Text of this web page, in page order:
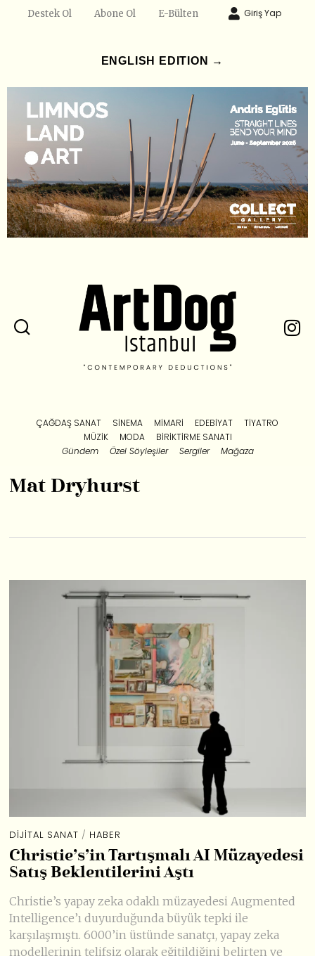
Destek Ol Abone Ol E-Bülten Giriş Yap
ENGLISH EDITION →
ÇAĞDAŞ SANAT SINEMA MIMARI EDEBIYAT
TIYATRO
MÜZIK
MODA
BIRIKTIRME SANATI
Gündem
Özel Söyleşiler Sergiler Mağaza
Mat Dryhurst
DIJITAL SANAT / HABER
Christie’s’in Tartışmalı AI Müzayedesi
Satış Beklentilerini Aştı
Christie’s yapay zeka odaklı müzayedesi Augmented
Intelligence’ı duyurduğunda büyük tepki ile
karşılaşmıştı. 6000’in üstünde sanatçı, yapay zeka
modellerinin telifsiz olarak eğitildiğini belirten ve